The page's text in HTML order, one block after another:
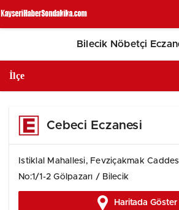
Bilecik Nöbetçi
Cebeci Eczanesi
Istiklal Mahallesi, Fevziçakmak
No:1/1-2 Gölpazarı / Bilecik
Haritada Göster